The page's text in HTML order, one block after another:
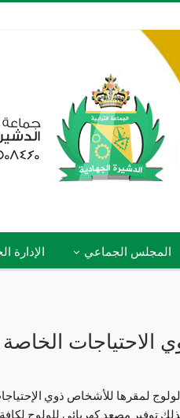
المجلس الجماعي الإدارة
الاحتياجات
لمقرها للأشخاص ذوي
توفير مصعد كهربائي للولوج